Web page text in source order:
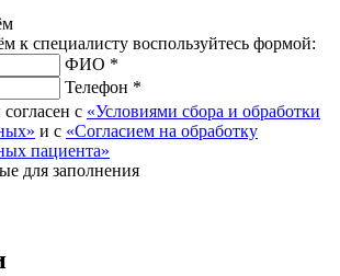
к специалисту воспользуйтесь формой:
ФИО *
Телефон *
с «Условиями сбора и обработки
и с «Согласием на обработку
пациента»
для заполнения